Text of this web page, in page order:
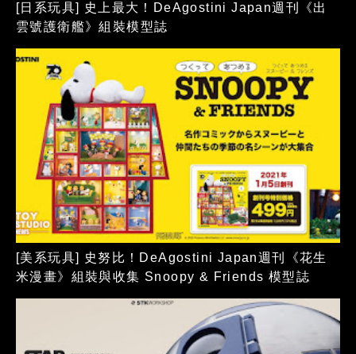
[日系玩具] 史上最大！DeAgostini Japan週刊《出
雲號護衛艦》組裝模型誌
[美系玩具] 史努比！DeAgostini Japan週刊《花生
米漫畫》組裝與收集 Snoopy & Friends 模型誌